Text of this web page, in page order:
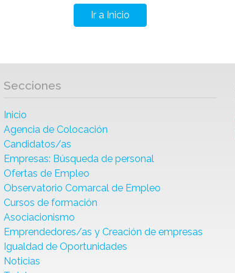
Ir a Inicio
Secciones
Inicio
Agencia de Colocación
Candidatos/as
Empresas: Búsqueda de personal
Ofertas de Empleo
Observatorio Comarcal de Empleo
Cursos de formación
Asociacionismo
Emprendedores/as y Creación de empresas
Igualdad de Oportunidades
Noticias